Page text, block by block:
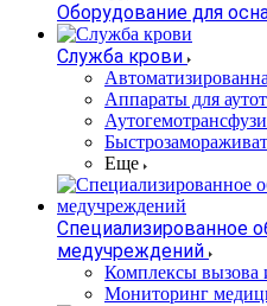
Оборудование для
Служба крови
Аппараты для
Еще
Специализированное
медучреждений
Комплексы вызова
Мониторинг